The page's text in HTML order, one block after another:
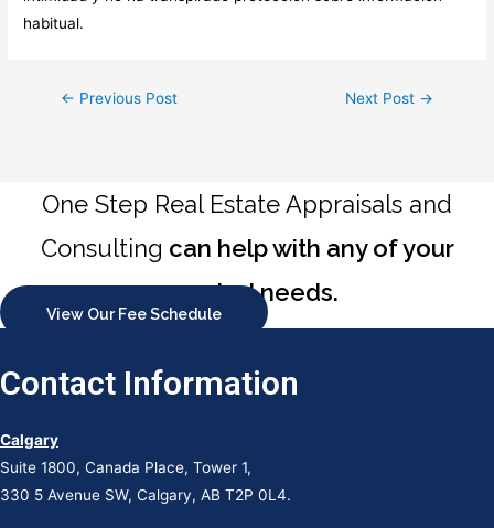
habitual.
Post
← Previous Post Next Post →
One Step Real Estate Appraisals and
Consulting can help with any of your
appraisal needs.
View Our Fee Schedule
Contact Information
Calgary
Suite 1800, Canada Place, Tower 1,
330 5 Avenue SW, Calgary, AB T2P 0L4.